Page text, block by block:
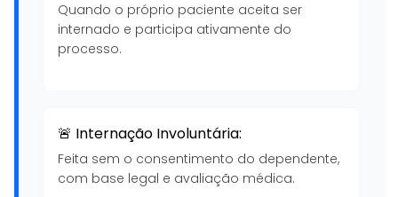
Quando o próprio paciente aceita ser
internado e participa ativamente do
processo.
🚨 Internação Involuntária:
Feita sem o consentimento do dependente,
com base legal e avaliação médica.